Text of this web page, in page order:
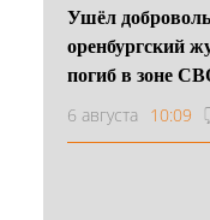
Ушёл
оренбургский
погиб в зоне
6 августа 10:09